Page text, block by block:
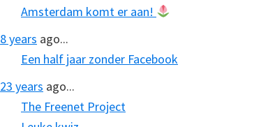
Amsterdam komt er aan!
8 years ago...
Een half jaar zonder Facebook
23 years ago...
The Freenet Project